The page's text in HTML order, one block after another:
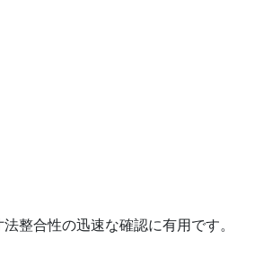
整合性の迅速な確認に有用です。